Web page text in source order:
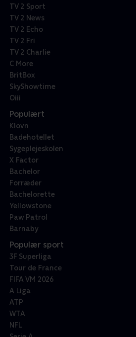
TV 2 Sport
TV 2 News
TV 2 Echo
TV 2 Fri
TV 2 Charlie
C More
BritBox
SkyShowtime
Oiii
Populært
Klovn
Badehotellet
Sygeplejeskolen
X Factor
Bachelor
Forræder
Bachelorette
Yellowstone
Paw Patrol
Barnaby
Populær sport
3F Superliga
Tour de France
FIFA VM 2026
A Liga
ATP
WTA
NFL